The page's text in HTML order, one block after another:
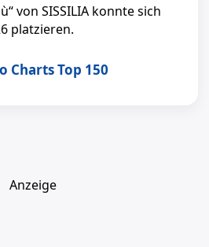
von SISSILIA konnte sich
platzieren.
Charts Top 150
Anzeige